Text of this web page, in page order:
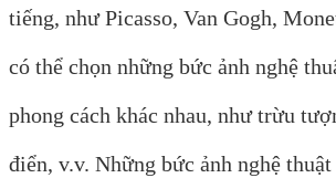
tiếng, như Picasso, Van Gogh,
có thể chọn những bức ảnh nghệ
phong cách khác nhau, như trừu
điển, v.v. Những bức ảnh nghệ thuật